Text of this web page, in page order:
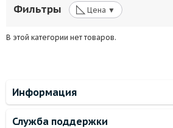
Фильтры ◺ Цена ▼
В этой категории нет товаров.
Информация
Служба поддержки